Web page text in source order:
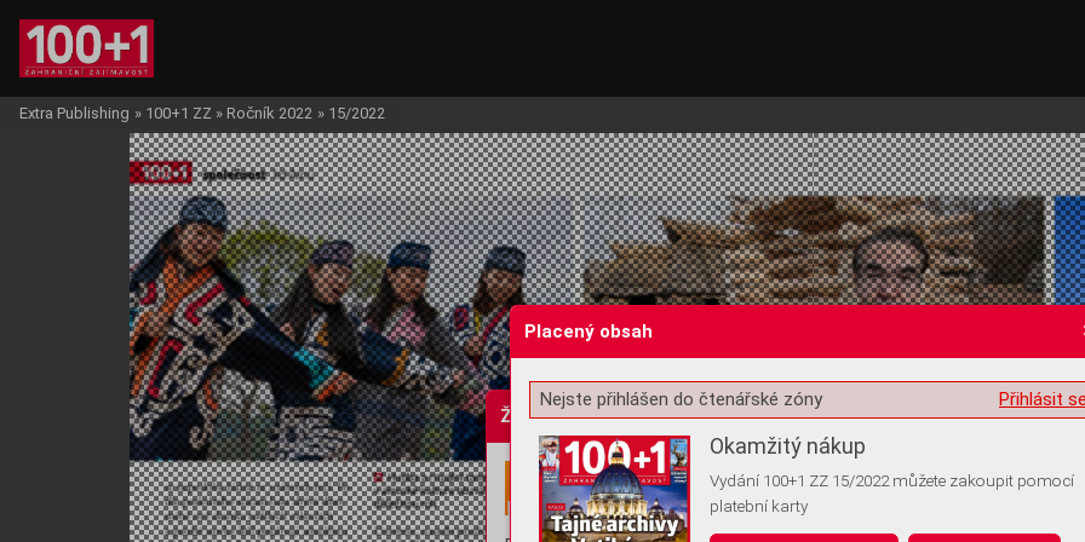
Žádost o souhlas s ukládáním volitelných informací
Extra Publishing » 100+1 ZZ » Ročník 2022 » 15/2022
Placený obsah
Přihlásit
Nejste přihlášen do čtenářské zóny
Okamžitý nákup
Vydání 100+1 ZZ 15/2022 můžete zakoupit pomocí
platební karty